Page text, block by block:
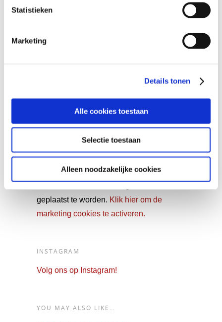
Statistieken
Marketing
Details tonen
Alle cookies toestaan
Selectie toestaan
Alleen noodzakelijke cookies
VIND EEN HUIDCOACH
Wij willen je graag op de hoogte houden
van alle hannah nieuws op social media!
geplaatst te worden. Klik hier om de
marketing cookies te activeren.
INSTAGRAM
Volg ons op Instagram!
YOU MAY ALSO LIKE…